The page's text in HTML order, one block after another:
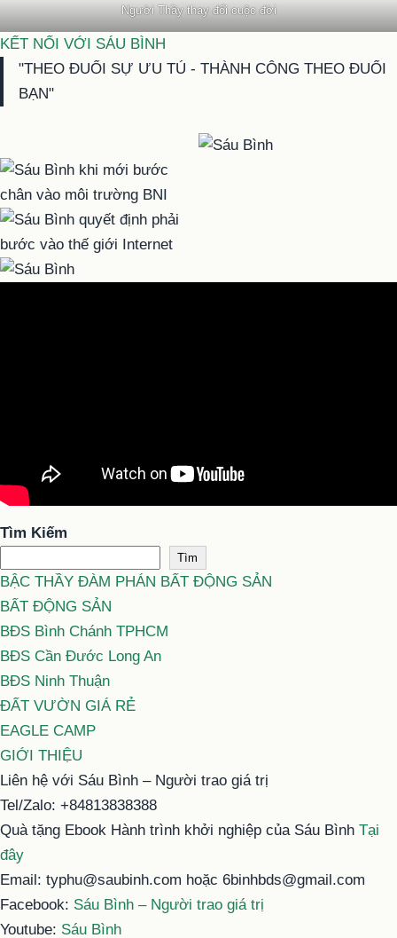
Người Thầy thay đổi cuộc đời
KẾT NỐI VỚI SÁU BÌNH
"THEO ĐUỔI SỰ ƯU TÚ - THÀNH CÔNG THEO ĐUỔI
BẠN"
Tìm Kiếm
Tìm
BẬC THẦY ĐÀM PHÁN BẤT ĐỘNG SẢN
BẤT ĐỘNG SẢN
BĐS Bình Chánh TPHCM
BĐS Cần Đước Long An
BĐS Ninh Thuận
ĐẤT VƯỜN GIÁ RẺ
EAGLE CAMP
GIỚI THIỆU
Liên hệ với Sáu Bình – Người trao giá trị
Tel/Zalo: +84813838388
Quà tặng Ebook Hành trình khởi nghiệp của Sáu Bình Tại
đây
Email: typhu@saubinh.com hoặc 6binhbds@gmail.com
Facebook: Sáu Bình – Người trao giá trị
Youtube: Sáu Bình